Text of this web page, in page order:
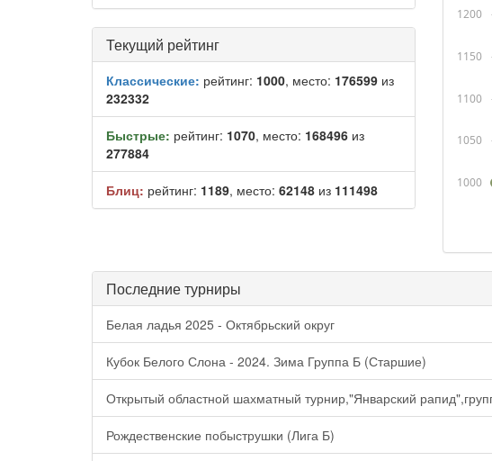
Текущий рейтинг
Классические: рейтинг: 1000, место: 176599 из
232332
Быстрые: рейтинг: 1070, место: 168496 из
277884
Блиц: рейтинг: 1189, место: 62148 из 111498 1000
1050
1100
1150
1200
Последние турниры
Белая ладья 2025 - Октябрьский округ
Кубок Белого Слона - 2024. Зима Группа Б (Старшие)
Открытый областной шахматный турнир,"Январский
Рождественские побыструшки (Лига Б)